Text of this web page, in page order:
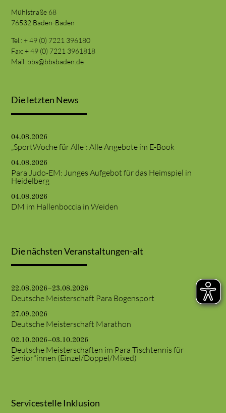
Mühlstraße 68
76532 Baden-Baden
Tel.: + 49 (0) 7221 396180
Fax: + 49 (0) 7221 3961818
Mail: bbs@bbsbaden.de
Die letzten News
04.08.2026
„SportWoche für Alle“: Alle Angebote im E-Book
04.08.2026
Para Judo-EM: Junges Aufgebot für das Heimspiel in
Heidelberg
04.08.2026
DM im Hallenboccia in Weiden
Die nächsten Veranstaltungen-alt
22.08.2026–23.08.2026
Deutsche Meisterschaft Para Bogensport
27.09.2026
Deutsche Meisterschaft Marathon
02.10.2026–03.10.2026
Deutsche Meisterschaften im Para Tischtennis für
Senior*innen (Einzel/Doppel/Mixed)
Servicestelle Inklusion